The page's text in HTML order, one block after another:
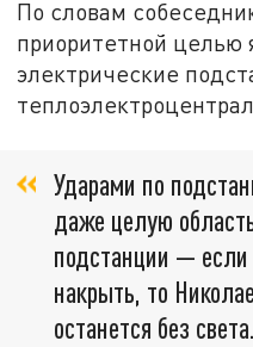
По словам
приоритетной целью
электрические
Ударами по
даже целую
подстанции —
накрыть, то
останется без света.